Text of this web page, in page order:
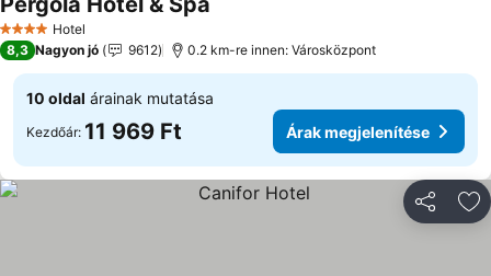
4 KategóriaHotel
8,3 Nagyon jó 9612 0.2 km-re innen: Városközpont
10 oldal árainak mutatása
Kezdőár: 11 969 Ft Árak megjelenítése